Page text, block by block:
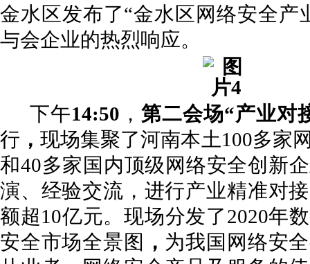
金水区发布了“金水区网络安全产
与会企业的热烈响应。
下午14:50 ， 第二会场“产业对
行 ，现场集聚了河南本土100多家
和40多家国内顶级网络安全创新
演、经验交流，进行产业精准对
额超10亿元。现场分发了2020年
安全市场全景图 ， 为我国网络安